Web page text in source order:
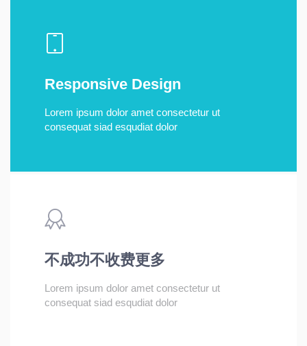
Responsive Design
Lorem ipsum dolor amet consectetur ut
consequat siad esqudiat dolor
不成功不收费更多
Lorem ipsum dolor amet consectetur ut
consequat siad esqudiat dolor